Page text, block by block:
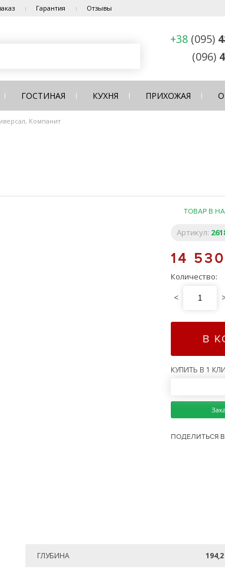
Гарантия Отзывы
+38 (095)
(096)
ГОСТИНАЯ КУХНЯ ПРИХОЖАЯ
Компанит
ТОВАР В
Артикул:
14
Количество:
<
В
КУПИТЬ В 1
ПОДЕЛИТЬСЯ
ГЛУБИНА 194,2